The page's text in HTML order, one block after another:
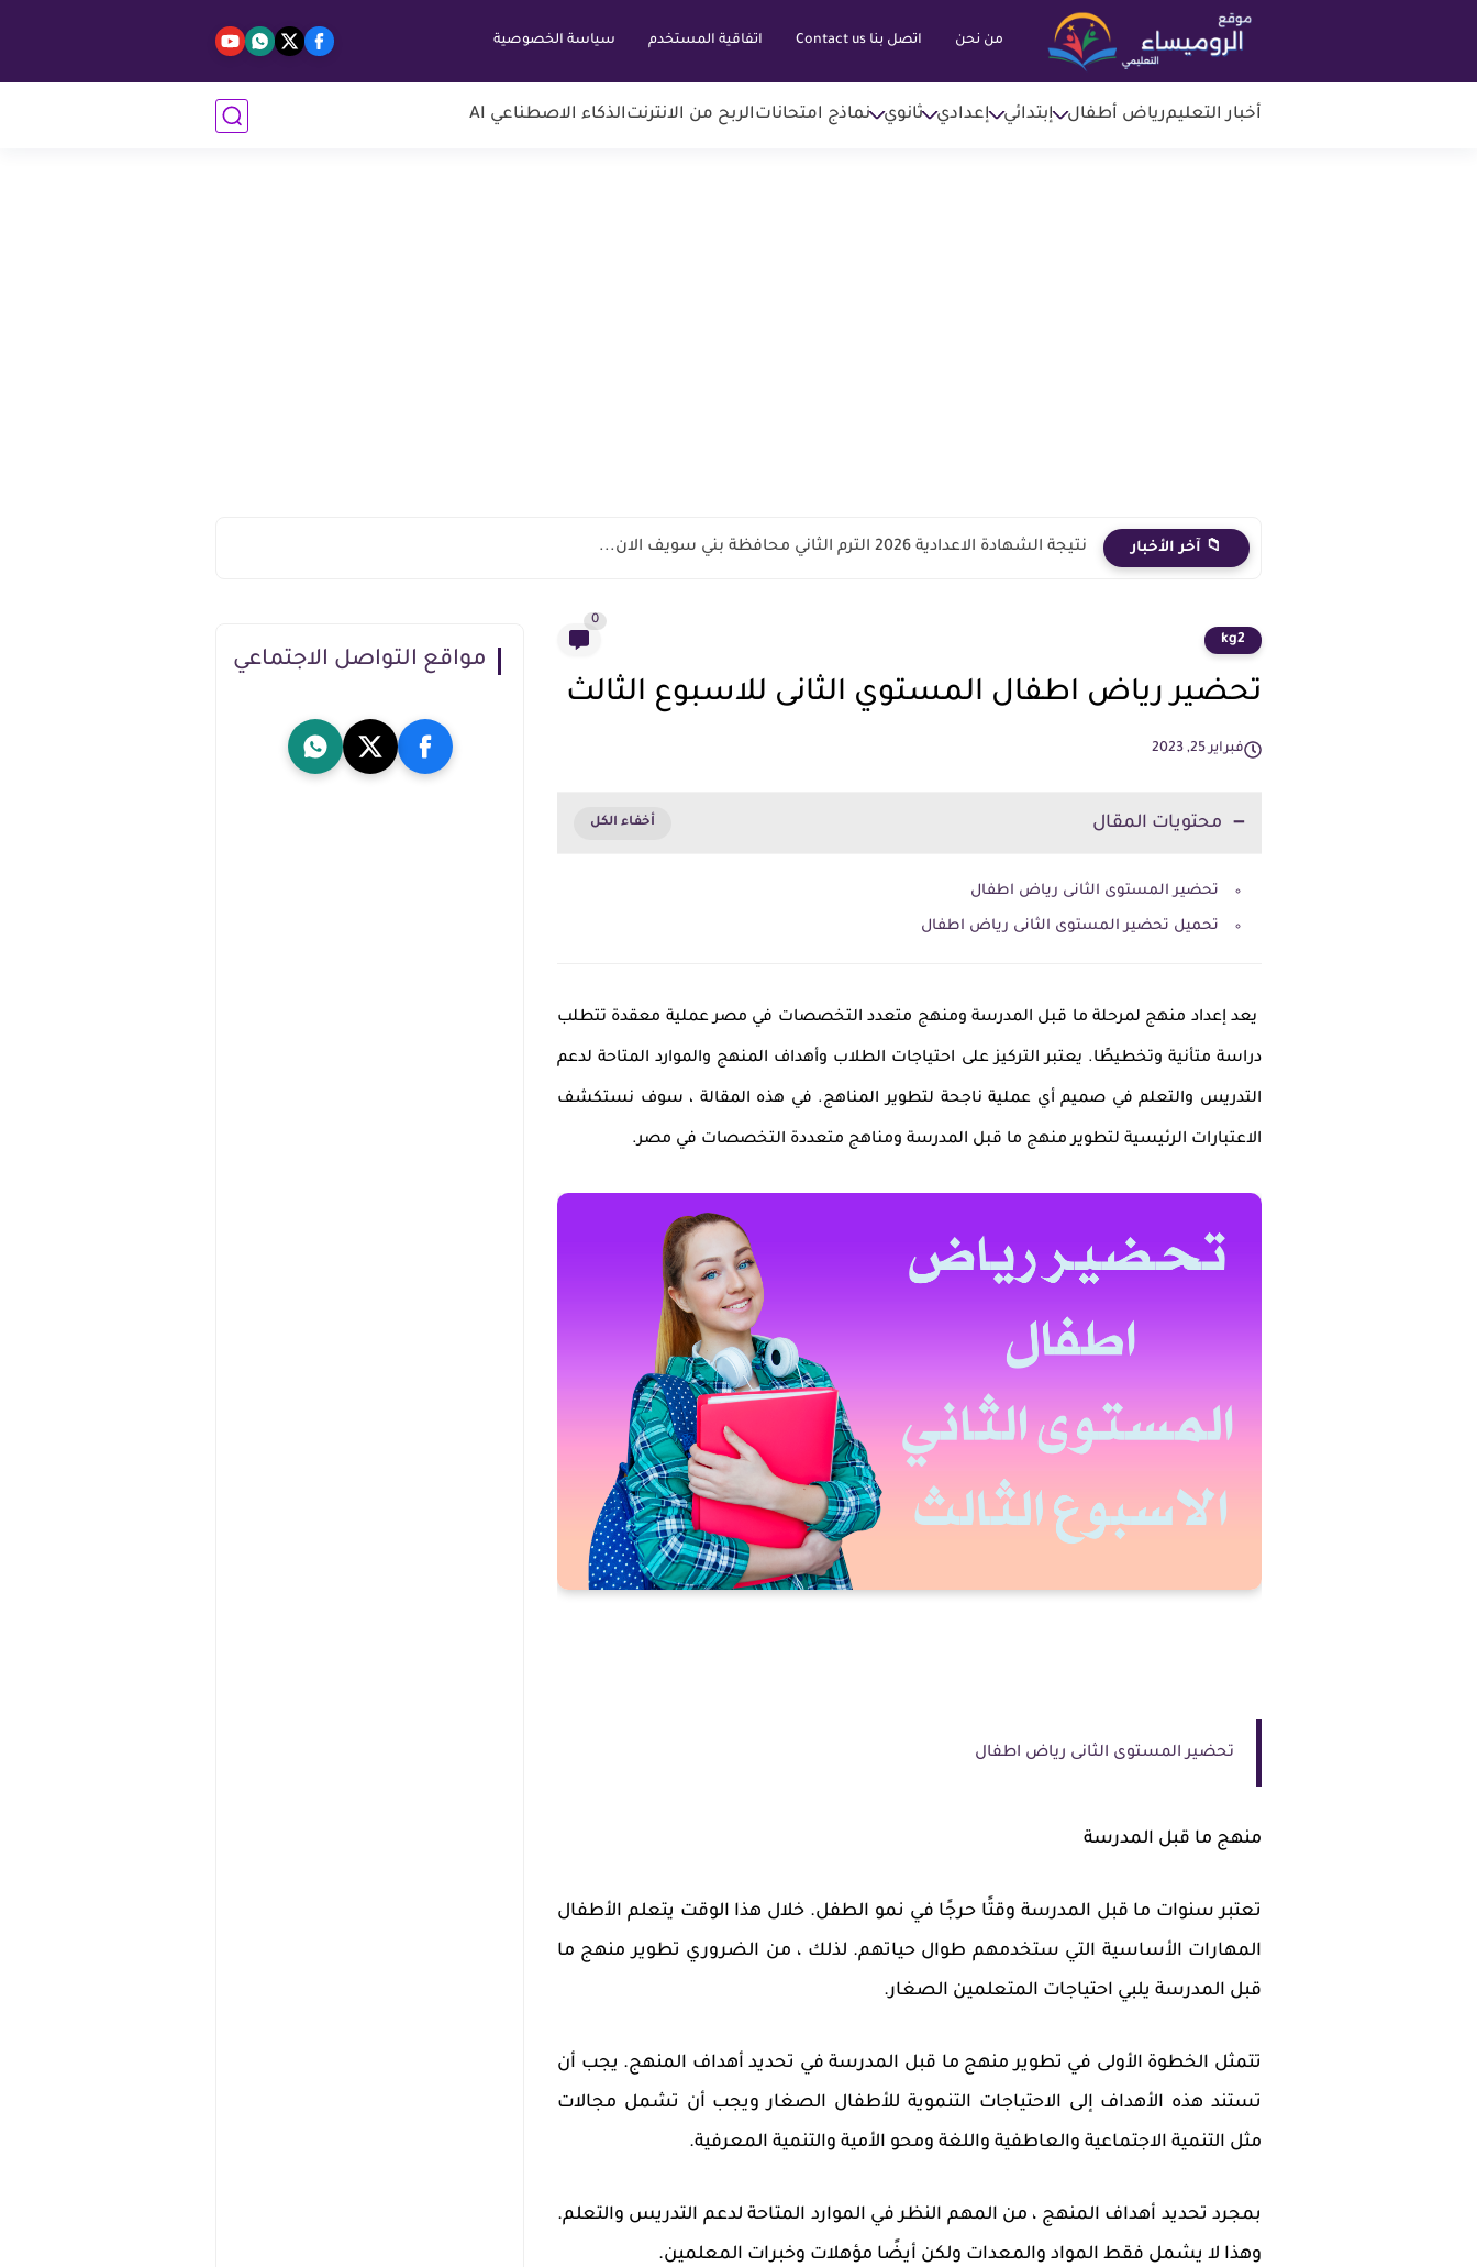
من نحن اتصل بنا Contact us اتفاقية المستخدم سياسة الخصوصية
أخبار التعليمرياض أطفال إبتدائي إعدادي ثانوي نماذج امتحاناتالربح من الانترنتالذكاء الاصطناعي AI
📁 آخر الأخبار نتيجة الشهادة الاعدادية 2026 الترم الثاني محافظة بني سويف الان...
kg2
0
تحضير رياض اطفال المستوي الثانى للاسبوع الثالث
فبراير 25, 2023
محتويات المقال
تحضير المستوى الثانى رياض اطفال
تحميل تحضير المستوى الثانى رياض اطفال
يعد إعداد منهج لمرحلة ما قبل المدرسة ومنهج متعدد التخصصات في مصر عملية معقدة تتطلب
دراسة متأنية وتخطيطًا. يعتبر التركيز على احتياجات الطلاب وأهداف المنهج والموارد المتاحة لدعم
التدريس والتعلم في صميم أي عملية ناجحة لتطوير المناهج. في هذه المقالة ، سوف نستكشف
الاعتبارات الرئيسية لتطوير منهج ما قبل المدرسة ومناهج متعددة التخصصات في مصر.
تحضير المستوى الثانى رياض اطفال
منهج ما قبل المدرسة
تعتبر سنوات ما قبل المدرسة وقتًا حرجًا في نمو الطفل. خلال هذا الوقت يتعلم الأطفال
المهارات الأساسية التي ستخدمهم طوال حياتهم. لذلك ، من الضروري تطوير منهج ما
قبل المدرسة يلبي احتياجات المتعلمين الصغار.
تتمثل الخطوة الأولى في تطوير منهج ما قبل المدرسة في تحديد أهداف المنهج. يجب أن
تستند هذه الأهداف إلى الاحتياجات التنموية للأطفال الصغار ويجب أن تشمل مجالات
مثل التنمية الاجتماعية والعاطفية واللغة ومحو الأمية والتنمية المعرفية.
بمجرد تحديد أهداف المنهج ، من المهم النظر في الموارد المتاحة لدعم التدريس والتعلم.
وهذا لا يشمل فقط المواد والمعدات ولكن أيضًا مؤهلات وخبرات المعلمين.
مواقع التواصل الاجتماعي